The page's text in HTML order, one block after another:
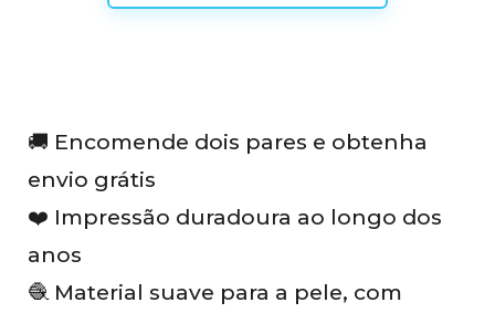
🚚 Encomende dois pares e obtenha
envio grátis
❤️ Impressão duradoura ao longo dos
anos
🧶 Material suave para a pele, com